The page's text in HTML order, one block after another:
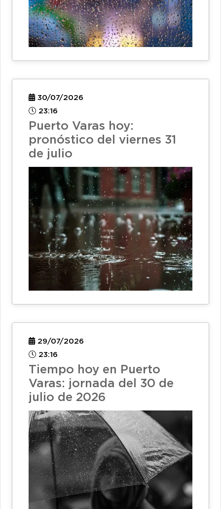
30/07/2026
23:16
Puerto Varas hoy:
pronóstico del viernes 31
de julio
29/07/2026
23:16
Tiempo hoy en Puerto
Varas: jornada del 30 de
julio de 2026